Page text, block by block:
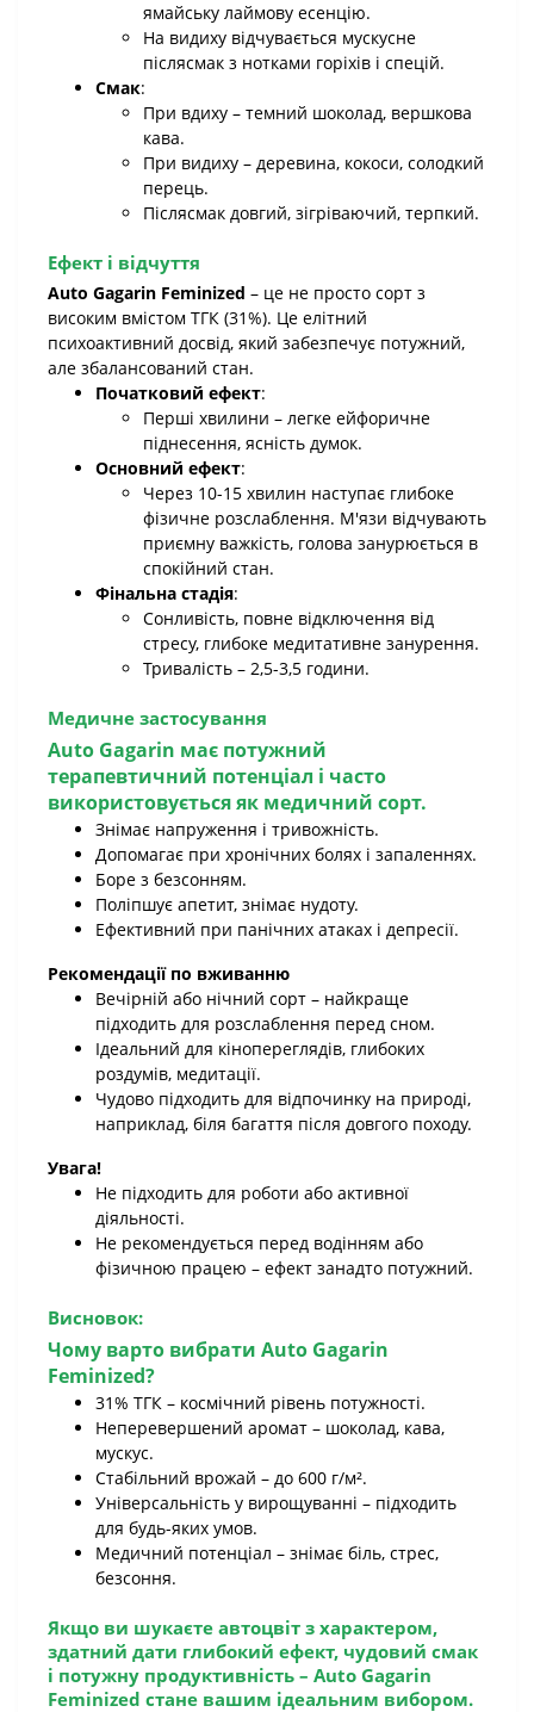
ямайську лаймову есенцію.
На видиху відчувається мускусне
післясмак з нотками горіхів і спецій.
Смак:
При вдиху – темний шоколад, вершкова
кава.
При видиху – деревина, кокоси, солодкий
перець.
Післясмак довгий, зігріваючий, терпкий.
Ефект і відчуття
Auto Gagarin Feminized – це не просто сорт з
високим вмістом ТГК (31%). Це елітний
психоактивний досвід, який забезпечує потужний,
але збалансований стан.
Початковий ефект:
Перші хвилини – легке ейфоричне
піднесення, ясність думок.
Основний ефект:
Через 10-15 хвилин наступає глибоке
фізичне розслаблення. М'язи відчувають
приємну важкість, голова занурюється в
спокійний стан.
Фінальна стадія:
Сонливість, повне відключення від
стресу, глибоке медитативне занурення.
Тривалість – 2,5-3,5 години.
Медичне застосування
Auto Gagarin має потужний
терапевтичний потенціал і часто
використовується як медичний сорт.
Знімає напруження і тривожність.
Допомагає при хронічних болях і запаленнях.
Боре з безсонням.
Поліпшує апетит, знімає нудоту.
Ефективний при панічних атаках і депресії.
Рекомендації по вживанню
Вечірній або нічний сорт – найкраще
підходить для розслаблення перед сном.
Ідеальний для кінопереглядів, глибоких
роздумів, медитації.
Чудово підходить для відпочинку на природі,
наприклад, біля багаття після довгого походу.
Увага!
Не підходить для роботи або активної
діяльності.
Не рекомендується перед водінням або
фізичною працею – ефект занадто потужний.
Висновок:
Чому варто вибрати Auto Gagarin
Feminized?
31% ТГК – космічний рівень потужності.
Неперевершений аромат – шоколад, кава,
мускус.
Стабільний врожай – до 600 г/м².
Універсальність у вирощуванні – підходить
для будь-яких умов.
Медичний потенціал – знімає біль, стрес,
безсоння.
Якщо ви шукаєте автоцвіт з характером,
здатний дати глибокий ефект, чудовий смак
і потужну продуктивність – Auto Gagarin
Feminized стане вашим ідеальним вибором.